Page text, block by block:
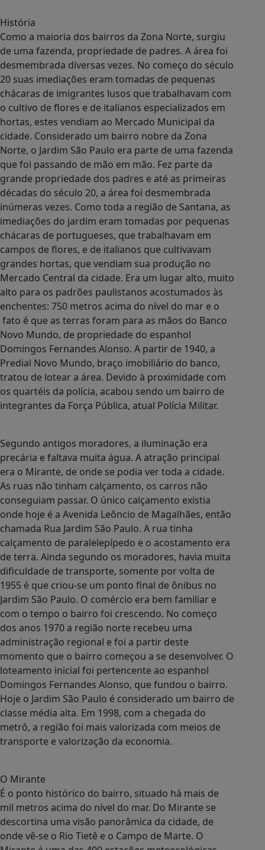
História
Como a maioria dos bairros da Zona Norte, surgiu
de uma fazenda, propriedade de padres. A área foi
desmembrada diversas vezes. No começo do século
20 suas imediações eram tomadas de pequenas
chácaras de imigrantes lusos que trabalhavam com
o cultivo de flores e de italianos especializados em
hortas, estes vendiam ao Mercado Municipal da
cidade. Considerado um bairro nobre da Zona
Norte, o Jardim São Paulo era parte de uma fazenda
que foi passando de mão em mão. Fez parte da
grande propriedade dos padres e até as primeiras
décadas do século 20, a área foi desmembrada
inúmeras vezes. Como toda a região de Santana, as
imediações do jardim eram tomadas por pequenas
chácaras de portugueses, que trabalhavam em
campos de flores, e de italianos que cultivavam
grandes hortas, que vendiam sua produção no
Mercado Central da cidade. Era um lugar alto, muito
alto para os padrões paulistanos acostumados às
enchentes: 750 metros acima do nível do mar e o
fato é que as terras foram para as mãos do Banco
Novo Mundo, de propriedade do espanhol
Domingos Fernandes Alonso. A partir de 1940, a
Predial Novo Mundo, braço imobiliário do banco,
tratou de lotear a área. Devido à proximidade com
os quartéis da polícia, acabou sendo um bairro de
integrantes da Força Pública, atual Polícia Militar.
Segundo antigos moradores, a iluminação era
precária e faltava muita água. A atração principal
era o Mirante, de onde se podia ver toda a cidade.
As ruas não tinham calçamento, os carros não
conseguiam passar. O único calçamento existia
onde hoje é a Avenida Leôncio de Magalhães, então
chamada Rua Jardim São Paulo. A rua tinha
calçamento de paralelepípedo e o acostamento era
de terra. Ainda segundo os moradores, havia muita
dificuldade de transporte, somente por volta de
1955 é que criou-se um ponto final de ônibus no
Jardim São Paulo. O comércio era bem familiar e
com o tempo o bairro foi crescendo. No começo
dos anos 1970 a região norte recebeu uma
administração regional e foi a partir deste
momento que o bairro começou a se desenvolver. O
loteamento inicial foi pertencente ao espanhol
Domingos Fernandes Alonso, que fundou o bairro.
Hoje o Jardim São Paulo é considerado um bairro de
classe média alta. Em 1998, com a chegada do
metrô, a região foi mais valorizada com meios de
transporte e valorização da economia.
O Mirante
É o ponto histórico do bairro, situado há mais de
mil metros acima do nível do mar. Do Mirante se
descortina uma visão panorâmica da cidade, de
onde vê-se o Rio Tietê e o Campo de Marte. O